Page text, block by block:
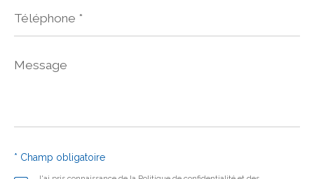
*
Message
* Champ obligatoire